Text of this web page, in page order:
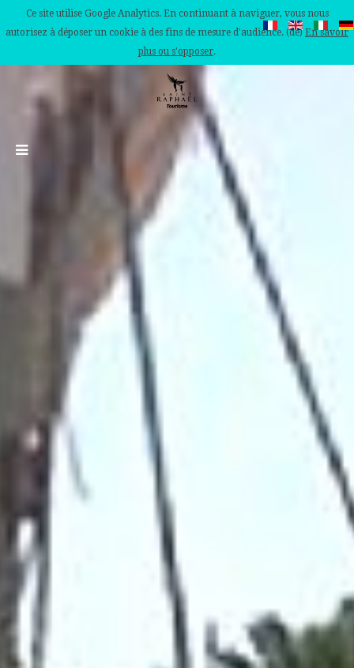
Ce site utilise Google Analytics. En continuant à naviguer, vous nous
autorisez à déposer un cookie à des fins de mesure d'audience. (de) En savoir
plus ou s'opposer.